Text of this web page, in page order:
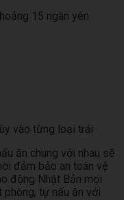
15 ngàn yên
vào từng loại trái
ăn chung với nhau sẽ
đảm bảo an toàn vệ
động Nhật Bản mọi
tự nấu ăn với